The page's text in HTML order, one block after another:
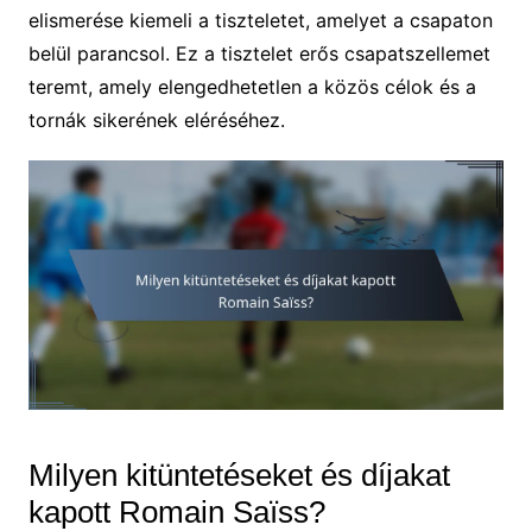
elismerése kiemeli a tiszteletet, amelyet a csapaton
belül parancsol. Ez a tisztelet erős csapatszellemet
teremt, amely elengedhetetlen a közös célok és a
tornák sikerének eléréséhez.
Milyen kitüntetéseket és díjakat
kapott Romain Saïss?